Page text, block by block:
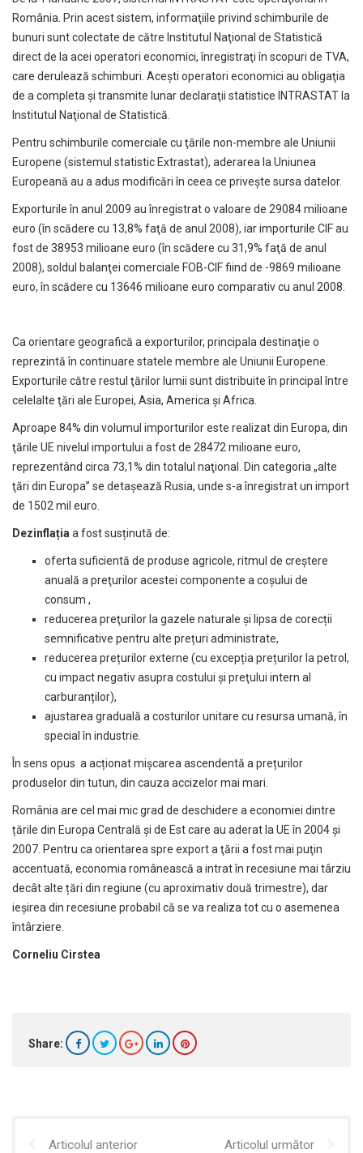
România. Prin acest sistem, informaţiile privind schimburile de
bunuri sunt colectate de către Institutul Naţional de Statistică
direct de la acei operatori economici, înregistraţi în scopuri de TVA,
care derulează schimburi. Aceşti operatori economici au obligaţia
de a completa şi transmite lunar declaraţii statistice INTRASTAT la
Institutul Naţional de Statistică.
Pentru schimburile comerciale cu ţările non-membre ale Uniunii
Europene (sistemul statistic Extrastat), aderarea la Uniunea
Europeană au a adus modificări în ceea ce priveşte sursa datelor.
Exporturile în anul 2009 au înregistrat o valoare de 29084 milioane
euro (în scădere cu 13,8% faţă de anul 2008), iar importurile CIF au
fost de 38953 milioane euro (în scădere cu 31,9% faţă de anul
2008), soldul balanţei comerciale FOB-CIF fiind de -9869 milioane
euro, în scădere cu 13646 milioane euro comparativ cu anul 2008.
Ca orientare geografică a exporturilor, principala destinaţie o
reprezintă în continuare statele membre ale Uniunii Europene.
Exporturile către restul ţărilor lumii sunt distribuite în principal între
celelalte ţări ale Europei, Asia, America şi Africa.
Aproape 84% din volumul importurilor este realizat din Europa, din
ţările UE nivelul importului a fost de 28472 milioane euro,
reprezentând circa 73,1% din totalul naţional. Din categoria „alte
ţări din Europa” se detaşează Rusia, unde s-a înregistrat un import
de 1502 mil euro.
Dezinflația a fost susținută de:
oferta suficientă de produse agricole, ritmul de creştere
anuală a preţurilor acestei componente a coșului de
consum ,
reducerea preţurilor la gazele naturale și lipsa de corecții
semnificative pentru alte prețuri administrate,
reducerea prețurilor externe (cu excepția prețurilor la petrol,
cu impact negativ asupra costului şi preţului intern al
carburanților),
ajustarea graduală a costurilor unitare cu resursa umană, în
special în industrie.
În sens opus a acționat mișcarea ascendentă a prețurilor
produselor din tutun, din cauza accizelor mai mari.
România are cel mai mic grad de deschidere a economiei dintre
țările din Europa Centrală și de Est care au aderat la UE în 2004 și
2007. Pentru ca orientarea spre export a ţării a fost mai puţin
accentuată, economia românească a intrat în recesiune mai târziu
decât alte țări din regiune (cu aproximativ două trimestre), dar
ieşirea din recesiune probabil că se va realiza tot cu o asemenea
întârziere.
Corneliu Cirstea
Share:
Articolul anterior Articolul următor